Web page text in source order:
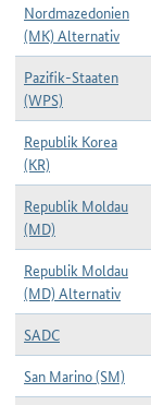
Nordmazedonien
(MK) Alternativ
Pazifik-Staaten
(WPS)
Republik Korea
(KR)
Republik Moldau
(MD)
Republik Moldau
(MD) Alternativ
SADC
San Marino (SM)